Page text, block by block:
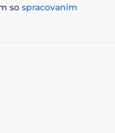
so spracovaním